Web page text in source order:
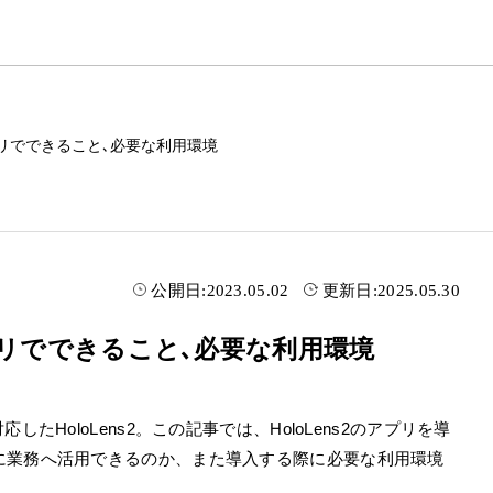
でできること､必要な利用環境
公開日:2023.05.02 更新日:2025.05.30
でできること､必要な利用環境
したHoloLens2。この記事では、HoloLens2のアプリを導
務へ活用できるのか、また導入する際に必要な利用環境